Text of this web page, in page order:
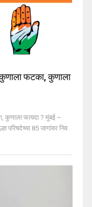
फटका, कुणाला
कुणाला फायदा ? मुंबई –
परिषदेच्या 85 जागांवर निव